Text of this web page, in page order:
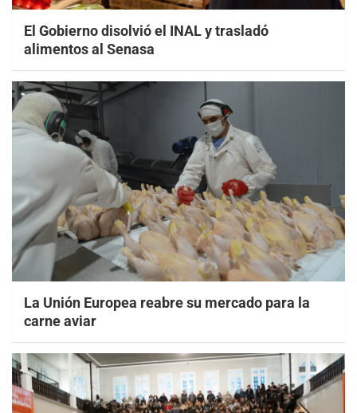
El Gobierno disolvió el INAL y trasladó
alimentos al Senasa
La Unión Europea reabre su mercado para la
carne aviar